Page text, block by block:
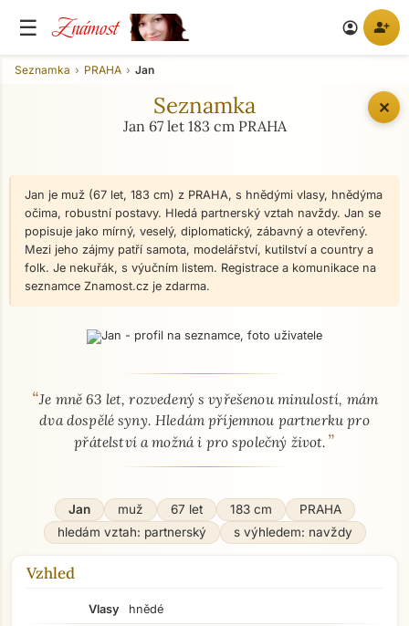
☰ Známost account_circle person_add
✕
Seznamka PRAHA Jan
Seznamka
Jan 67 let 183 cm PRAHA
Jan je muž (67 let, 183 cm) z PRAHA, s hnědými vlasy, hnědýma
očima, robustní postavy. Hledá partnerský vztah navždy. Jan se
popisuje jako mírný, veselý, diplomatický, zábavný a otevřený.
Mezi jeho zájmy patří samota, modelářství, kutilství a country a
folk. Je nekuřák, s výučním listem. Registrace a komunikace na
seznamce Znamost.cz je zdarma.
O mně - seznamka profil
“Je mně 63 let, rozvedený s vyřešenou minulostí, mám
dva dospělé syny. Hledám příjemnou partnerku pro
přátelství a možná i pro společný život. ”
Jan muž 67 let 183 cm
PRAHA
hledám vztah: partnerský
s výhledem: navždy
Vzhled
Vlasy
hnědé